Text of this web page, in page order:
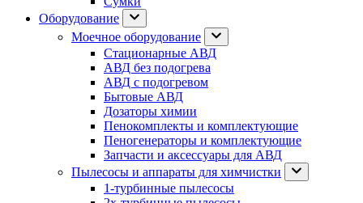
Оборудование
Моечное оборудование
Стационарные АВД
АВД без подогрева
АВД с подогревом
Бытовые АВД
Дозаторы химии
Пенокомплекты и комплектующие
Пеногенераторы и комплектующие
Запчасти и аксессуары для АВД
Пылесосы и аппараты для химчистки
1-турбинные пылесосы